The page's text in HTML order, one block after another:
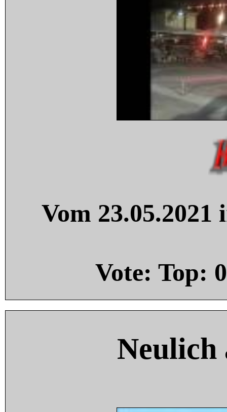
Vom
Vote: Top: 0
Neulich